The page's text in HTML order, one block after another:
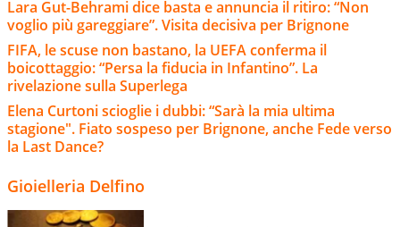
Lara Gut-Behrami dice basta e annuncia il ritiro: “Non
voglio più gareggiare”. Visita decisiva per Brignone
FIFA, le scuse non bastano, la UEFA conferma il
boicottaggio: “Persa la fiducia in Infantino”. La
rivelazione sulla Superlega
Elena Curtoni scioglie i dubbi: “Sarà la mia ultima
stagione". Fiato sospeso per Brignone, anche Fede verso
la Last Dance?
Gioielleria Delfino